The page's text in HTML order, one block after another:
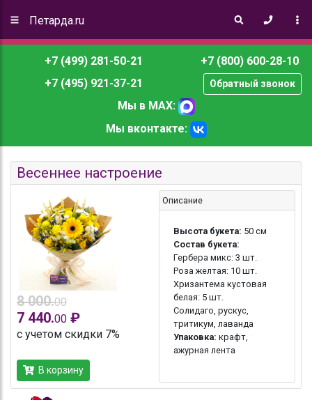
Петарда.ru
+7 (499) 281-50-21
+7 (495) 921-37-21
+7 (800) 600-28-10
Обратный звонок
Мы в MAX:
Мы вконтакте:
Весеннее настроение
8 000.00
7 440.00 ₽
с учетом скидки 7%
В корзину
Описание
Высота букета: 50 см
Состав букета:
Гербера микс: 3 шт.
Роза желтая: 10 шт.
Хризантема кустовая
белая: 5 шт.
Солидаго, рускус,
тритикум, лаванда
Упаковка: крафт,
ажурная лента